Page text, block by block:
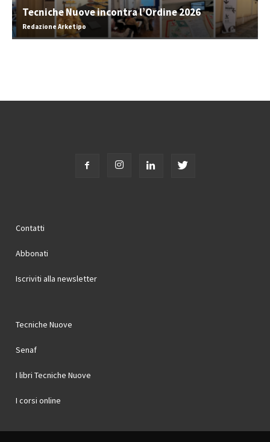
Tecniche Nuove incontra l’Ordine 2026
Redazione Arketipo
Contatti
Abbonati
Iscriviti alla newsletter
Tecniche Nuove
Senaf
I libri Tecniche Nuove
I corsi online